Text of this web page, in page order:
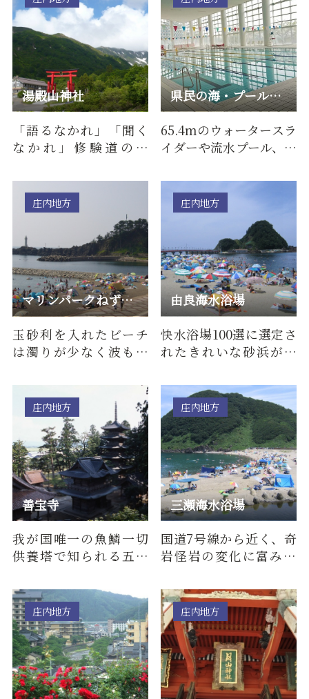
湯殿山神社
「語るなかれ」「聞く
なかれ」修験道の霊
1,504m、月山南西山腹
に連なる な…
県民の海・プール スパール
65.4mのウォータースラ
イダーや流水プール、リ
などがあり、屋内プー
ルな…
マリンパークねずがせき海水浴場
庄内地方
玉砂利を入れたビーチ
は濁りが少なく波も穏
「快水浴場百選」にも
選定され…
由良海水浴場
庄内地方
快水浴場100選に選定さ
れたきれいな砂浜が続
のコントラストが美し
い風…
善宝寺
庄内地方
我が国唯一の魚鱗一切
供養塔で知られる五重
信仰厚い。姿を顕した
二龍神（…
三瀬海水浴場
庄内地方
国道7号線から近く、奇
岩怪岩の変化に富み、
込み台もある海水浴場
です。…
庄内地方 庄内地方